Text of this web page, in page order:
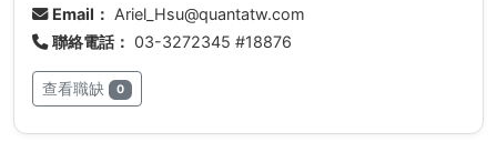
活。
Manufacture智慧製造、Smart Transportation智慧交通…等
Email： Ariel_Hsu@quantatw.com
聯絡電話： 03-3272345 #18876
查看職缺 0